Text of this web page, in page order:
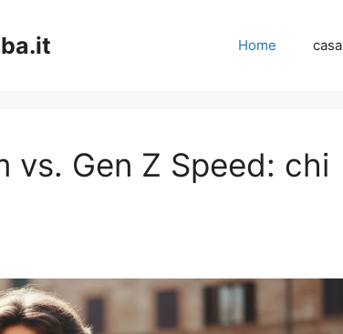
Home casa
vs. Gen Z Speed: chi